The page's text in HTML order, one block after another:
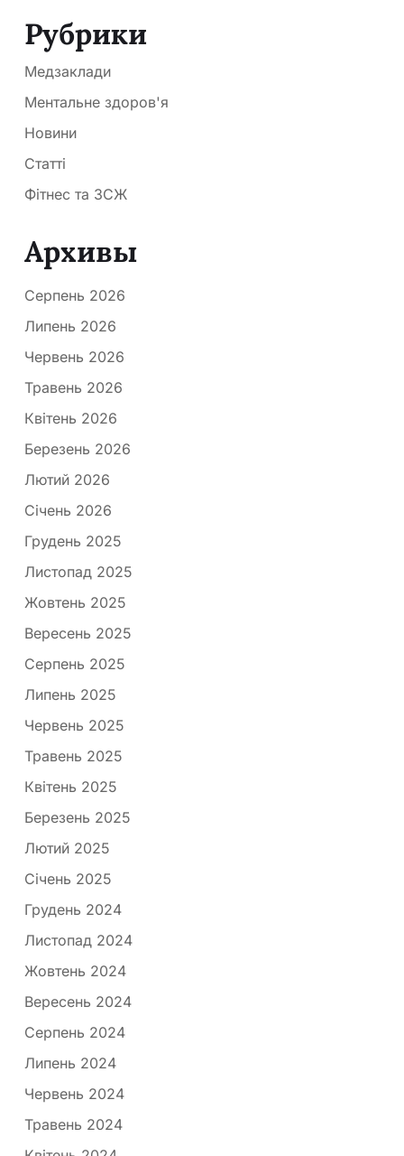
Рубрики
Медзаклади
Ментальне здоров'я
Новини
Статті
Фітнес та ЗСЖ
Архивы
Серпень 2026
Липень 2026
Червень 2026
Травень 2026
Квітень 2026
Березень 2026
Лютий 2026
Січень 2026
Грудень 2025
Листопад 2025
Жовтень 2025
Вересень 2025
Серпень 2025
Липень 2025
Червень 2025
Травень 2025
Квітень 2025
Березень 2025
Лютий 2025
Січень 2025
Грудень 2024
Листопад 2024
Жовтень 2024
Вересень 2024
Серпень 2024
Липень 2024
Червень 2024
Травень 2024